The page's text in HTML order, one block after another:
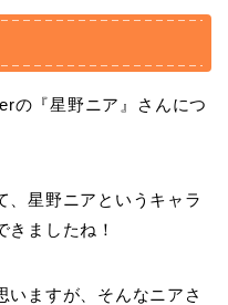
の『星野ニア』さんにつ
、星野ニアというキャラ
きましたね！
いますが、そんなニアさ